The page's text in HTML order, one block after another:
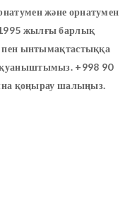
және орнатумен
жылғы барлық
пен ынтымақтастыққа
қуаныштымыз. +998 90
қоңырау шалыңыз.